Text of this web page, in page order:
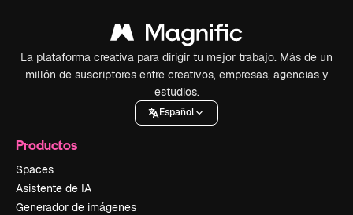
La plataforma creativa para dirigir tu mejor trabajo. Más de un
millón de suscriptores entre creativos, empresas, agencias y
estudios.
Español
Productos
Spaces
Asistente de IA
Generador de imágenes